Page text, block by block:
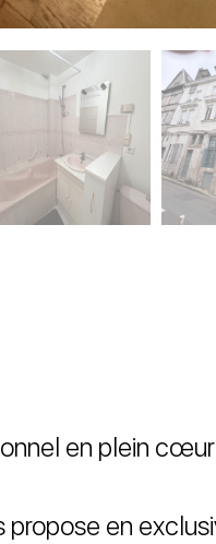
en plein
propose en